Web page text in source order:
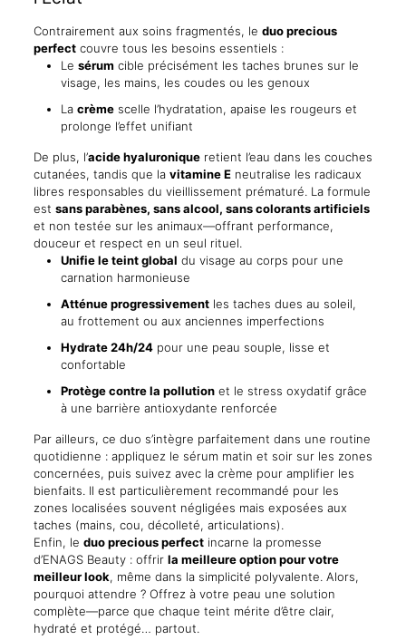
Contrairement aux soins fragmentés, le duo precious
perfectcouvre tous les besoins essentiels :
Le sérum cible précisément les taches brunes sur le
visage, les mains, les coudes ou les genoux
La crèmescelle l’hydratation, apaise les rougeurs et
prolonge l’effet unifiant
De plus, l’acide hyaluroniqueretient l’eau dans les couches
cutanées, tandis que la vitamine Eneutralise les radicaux
libres responsables du vieillissement prématuré. La formule
est sans parabènes, sans alcool, sans colorants artificiels
et non testée sur les animaux—offrant performance,
douceur et respect en un seul rituel.
Unifie le teint global du visage au corps pour une
carnation harmonieuse
Atténue progressivementles taches dues au soleil,
au frottement ou aux anciennes imperfections
Hydrate 24h/24pour une peau souple, lisse et
confortable
Protège contre la pollutionet le stress oxydatif grâce
à une barrière antioxydante renforcée
Par ailleurs, ce duo s’intègre parfaitement dans une routine
quotidienne : appliquez le sérum matin et soir sur les zones
concernées, puis suivez avec la crème pour amplifier les
bienfaits. Il est particulièrement recommandé pour les
zones localisées souvent négligées mais exposées aux
taches (mains, cou, décolleté, articulations).
Enfin, le duo precious perfectincarne la promesse
d’ENAGS Beauty : offrir la meilleure option pour votre
meilleur look, même dans la simplicité polyvalente. Alors,
pourquoi attendre ? Offrez à votre peau une solution
complète—parce que chaque teint mérite d’être clair,
hydraté et protégé… partout.